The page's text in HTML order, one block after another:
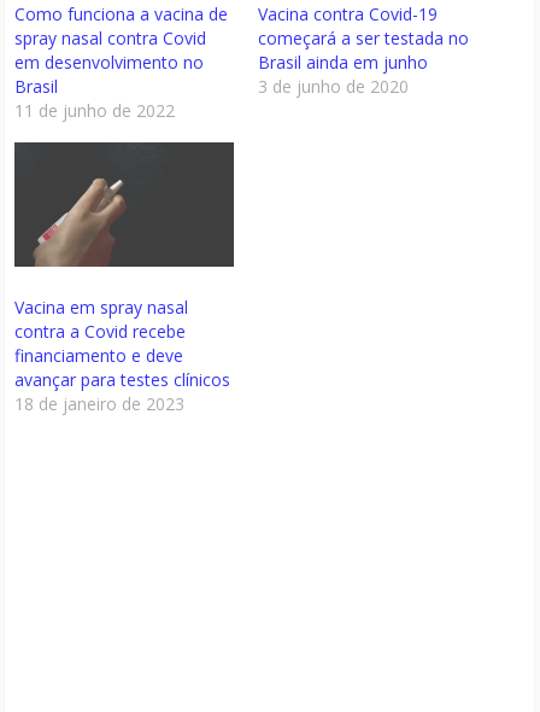
Como funciona a vacina de
spray nasal contra Covid
em desenvolvimento no
Brasil
11 de junho de 2022
Vacina contra Covid-19
começará a ser testada no
Brasil ainda em junho
3 de junho de 2020
Vacina em spray nasal
contra a Covid recebe
financiamento e deve
avançar para testes clínicos
18 de janeiro de 2023